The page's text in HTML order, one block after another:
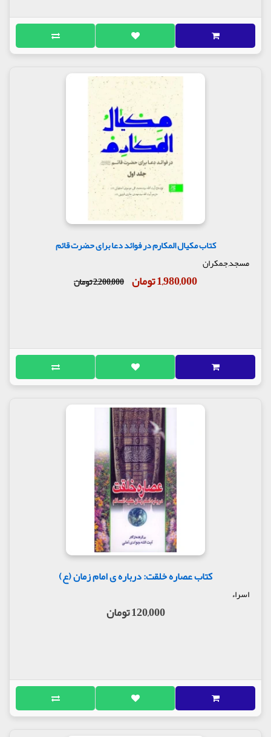
کتاب مکیال المکارم در فوائد دعا برای حضرت قائم
مسجد,جمکران
1,980,000 تومان 2,200,000 تومان
کتاب عصاره خلقت: درباره ی امام زمان (ع)
اسراء
120,000 تومان